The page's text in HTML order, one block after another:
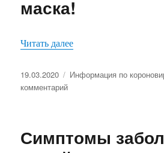
маска!
Читать далее«Грипп,
Опубликовано
19.03.2020 Рубрики
Информация по
комментарийк
другие
ОРВИ
Симптомы